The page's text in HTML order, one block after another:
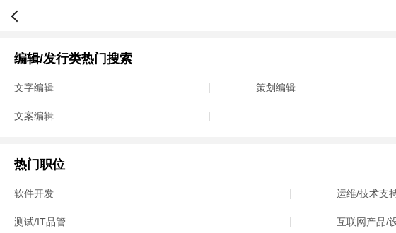
编辑/发行类热门搜索
文字编辑 策划编辑
文案编辑
热门职位
软件开发 运维/技术支
测试/IT品管 互联网产品/